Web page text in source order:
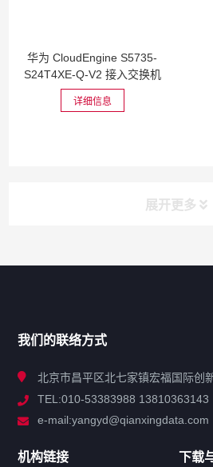
华为 CloudEngine S5735-
S24T4XE-Q-V2 接入交换机
详细信息
展开更多
解决方案
我们的联络方式
北京市昌平区北七家镇宏福国际创
TEL:010-53383988 13810363143
e-mail:yangyd@qianxingdata.com
机构链接 下载